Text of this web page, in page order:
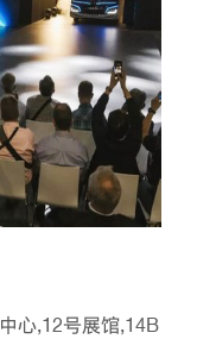
心,12号展馆,14B